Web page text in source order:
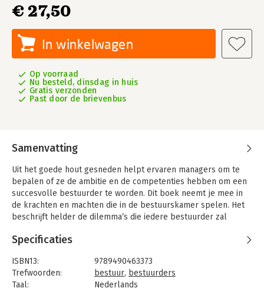
€ 27,50
In winkelwagen
Op voorraad
Nu besteld, dinsdag in huis
Gratis verzonden
Past door de brievenbus
Samenvatting
Uit het goede hout gesneden helpt ervaren managers om te
bepalen of ze de ambitie en de competenties hebben om een
succesvolle bestuurder te worden. Dit boek neemt je mee in
de krachten en machten die in de bestuurskamer spelen. Het
beschrĳft helder de dilemma’s die iedere bestuurder zal
daarvoor nodig zĳn. ‘Besturen’ is een spectaculair vak, dat bol
Welke uitdagingen kom je tegen in de bestuurskamer? En hoe
zorg je dat je daar tegen bent opgewassen? ‘Uit het goede
Specificaties
ISBN13:
9789490463373
Trefwoorden:
bestuur, bestuurders
Taal:
Nederlands